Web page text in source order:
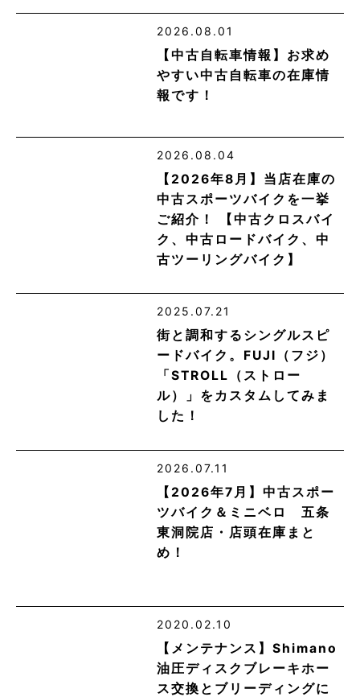
2026.08.01
【中古自転車情報】お求め
やすい中古自転車の在庫情
報です！
2026.08.04
【2026年8月】当店在庫の
中古スポーツバイクを一挙
ご紹介！ 【中古クロスバイ
ク、中古ロードバイク、中
古ツーリングバイク】
2025.07.21
街と調和するシングルスピ
ードバイク。FUJI（フジ）
「STROLL（ストロー
ル）」をカスタムしてみま
した！
2026.07.11
【2026年7月】中古スポー
ツバイク＆ミニベロ 五条
東洞院店・店頭在庫まと
め！
2020.02.10
【メンテナンス】Shimano
油圧ディスクブレーキホー
ス交換とブリーディングに